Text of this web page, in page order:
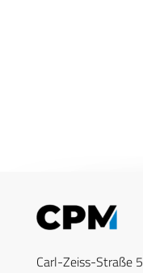
Carl-Zeiss-Straße 5